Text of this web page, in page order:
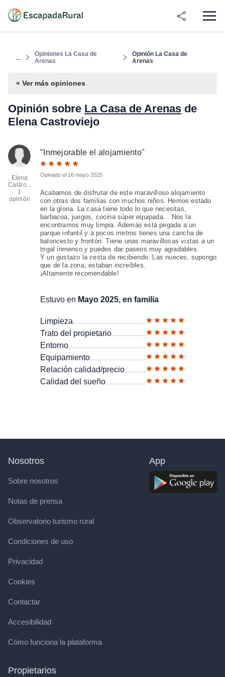
...
Opiniones La Casa de
Arenas
Opinión La Casa de
Arenas
« Ver más opiniones
Opinión sobre La Casa de Arenas de
Elena Castroviejo
Elena
Castro...
1
opinión
" Inmejorable el alojamiento"
Opinado el 16 mayo 2025
Acabamos de disfrutar de este maravilloso alojamiento
con otras dos familias con muchos niños. Hemos estado
en la gloria. La casa tiene todo lo que necesitas,
barbacoa, juegos, cocina súper equipada... Nos la
encontramos muy limpia. Además está pegada a un
parque infantil y a pocos metros tienes una cancha de
baloncesto y frontón. Tiene unas maravillosas vistas a un
trigal inmenso y puedes dar paseos muy agradables.
Y un gustazo la cesta de recibiendo. Las nueces, supongo
que de la zona, estaban increíbles.
¡Altamente recomendable!
Estuvo en Mayo 2025, en familia
Limpieza
Trato del propietario
Entorno
Equipamiento
Relación calidad/precio
Calidad del sueño
Nosotros
Sobre nosotros
Notas de prensa
Observatorio turismo rural
Condiciones de uso
Privacidad
Cookies
Contactar
Accesibilidad
Cómo funciona la plataforma
Propietarios
App